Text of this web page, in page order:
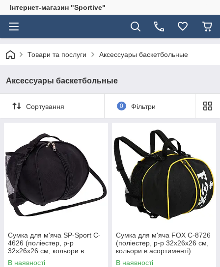
Інтернет-магазин "Sportive"
Товари та послуги Аксессуары баскетбольные
Аксессуары баскетбольные
Сортування 0 Фільтри
Сумка для м'яча SP-Sport C-
4626 (поліестер, р-р
32х26х26 см, кольори в
асортименті)
В наявності
Сумка для м'яча FOX C-8726
(поліестер, р-р 32х26х26 см,
кольори в асортименті)
В наявності